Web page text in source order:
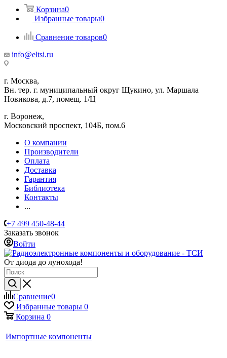
Корзина0
Избранные товары0
Сравнение товаров0
info@eltsi.ru
г. Москва,
Вн. тер. г. муниципальный округ Щукино, ул. Маршала
Новикова, д.7, помещ. 1/Ц
г. Воронеж,
​Московский проспект, 104Б, пом.6
О компании
Производители
Оплата
Доставка
Гарантия
Библиотека
Контакты
...
+7 499 450-48-44
Заказать звонок
Войти
От диода до лунохода!
Сравнение0
Избранные товары 0
Корзина 0
Импортные компоненты